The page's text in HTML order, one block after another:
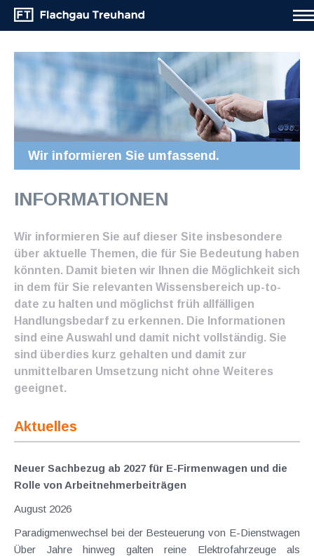
Wir informieren Sie umfassend.
INFORMATIONEN
Wir informieren Sie auf dieser Site insbesondere
über aktuelle Themen, die für Sie Bedeutung haben
könnten. Damit bieten wir Ihnen die Möglichkeit sich
in dem für Sie relevanten Wissensbereich up-to-
date zu halten und möglichst früh allfälligen
Handlungsbedarf zu erkennen. Die Informationen
sind eine Auswahl und damit nicht vollständig. Sie
sind überdies kurz gehalten und damit zur
unmittelbaren Umsetzung nicht ohne Weiteres
geeignet.
Aktuelles
Neuer Sachbezug ab 2027 für E-Firmenwagen und die
Rolle von Arbeitnehmer​­beiträgen
August 2026
Paradigmenwechsel bei der Besteuerung von E-Dienstwagen
Über Jahre hinweg galten reine Elektrofahrzeuge als